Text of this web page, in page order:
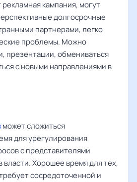
кампания, могут
долгосрочные
партнерами, легко
проблемы. Можно
презентации, обмениваться
с новыми направлениями в
может сложиться
для урегулирования
с представителями
власти. Хорошее время для тех,
сосредоточенной и